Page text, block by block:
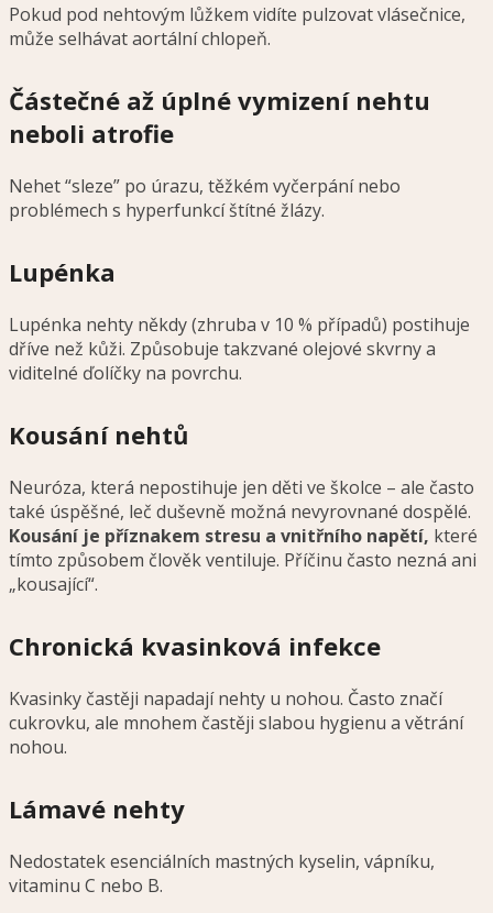
Pokud pod nehtovým lůžkem vidíte pulzovat vlásečnice,
může selhávat aortální chlopeň.
Částečné až úplné vymizení nehtu
neboli atrofie
Nehet “sleze” po úrazu, těžkém vyčerpání nebo
problémech s hyperfunkcí štítné žlázy.
Lupénka
Lupénka nehty někdy (zhruba v 10 % případů) postihuje
dříve než kůži. Způsobuje takzvané olejové skvrny a
viditelné ďolíčky na povrchu.
Kousání nehtů
Neuróza, která nepostihuje jen děti ve školce – ale často
také úspěšné, leč duševně možná nevyrovnané dospělé.
Kousání je příznakem stresu a vnitřního napětí, které
tímto způsobem člověk ventiluje. Příčinu často nezná ani
„kousající“.
Chronická kvasinková infekce
Kvasinky častěji napadají nehty u nohou. Často značí
cukrovku, ale mnohem častěji slabou hygienu a větrání
nohou.
Lámavé nehty
Nedostatek esenciálních mastných kyselin, vápníku,
vitaminu C nebo B.